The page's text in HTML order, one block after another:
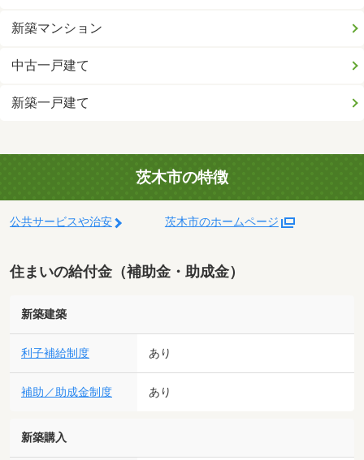
新築マンション
中古一戸建て
新築一戸建て
茨木市の特徴
公共サービスや治安 茨木市のホームページ
住まいの給付金（補助金・助成金）
新築建築
利子補給制度 あり
補助／助成金制度 あり
新築購入